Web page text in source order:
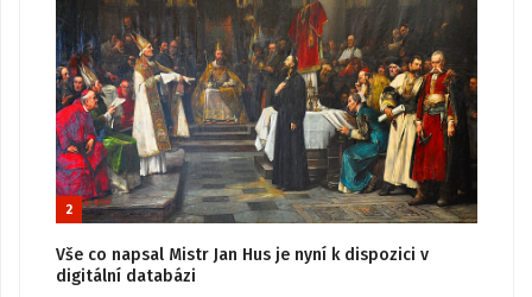
2
Vše co napsal Mistr Jan Hus je nyní k dispozici v
digitální databázi